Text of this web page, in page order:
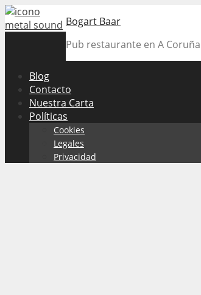
Skip
to
Bogart Baar
Pub restaurante en A Coruña
Blog
Contacto
Nuestra Carta
Políticas
Cookies
Legales
Privacidad